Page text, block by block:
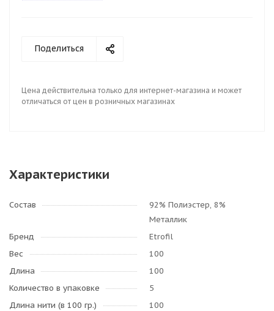
Поделиться
Цена действительна только для интернет-магазина и может
отличаться от цен в розничных магазинах
Характеристики
Состав
92% Полиэстер, 8%
Металлик
Бренд
Etrofil
Вес
100
Длина
100
Количество в упаковке
5
Длина нити (в 100 гр.)
100